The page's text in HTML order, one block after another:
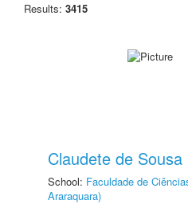
Results: 3415
Claudete de
School: Faculdade de
Araraquara)